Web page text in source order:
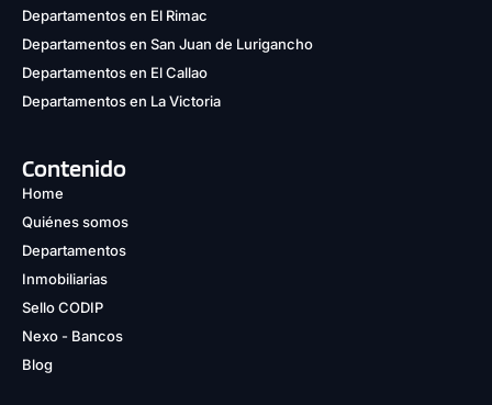
Departamentos en El Rimac
Departamentos en San Juan de Lurigancho
Departamentos en El Callao
Departamentos en La Victoria
Contenido
Home
Quiénes somos
Departamentos
Inmobiliarias
Sello CODIP
Nexo - Bancos
Blog